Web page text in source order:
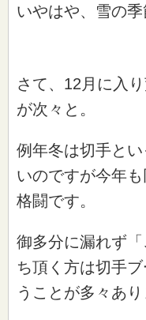
いやはや、雪の季
さて、12月に入
が次々と。
例年冬は切手と
いのですが今年
格闘です。
御多分に漏れず
ち頂く方は切手
うことが多々あり